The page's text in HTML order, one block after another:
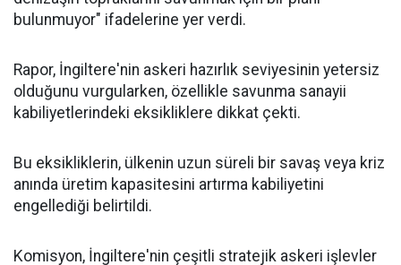
bulunmuyor" ifadelerine yer verdi.
Rapor, İngiltere'nin askeri hazırlık seviyesinin yetersiz
olduğunu vurgularken, özellikle savunma sanayii
kabiliyetlerindeki eksikliklere dikkat çekti.
Bu eksikliklerin, ülkenin uzun süreli bir savaş veya kriz
anında üretim kapasitesini artırma kabiliyetini
engellediği belirtildi.
Komisyon, İngiltere'nin çeşitli stratejik askeri işlevler